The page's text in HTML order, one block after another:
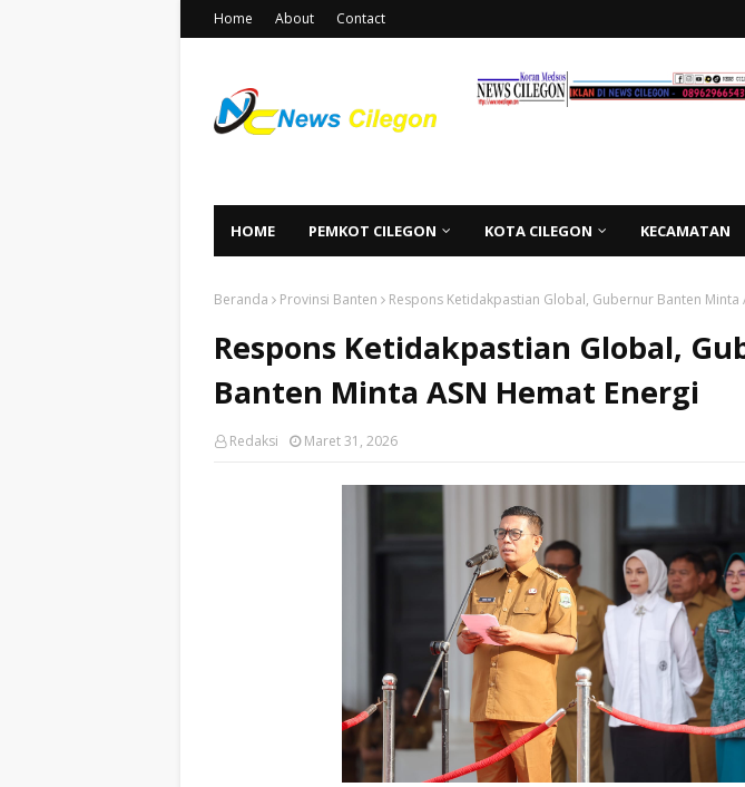
Home About Contact
HOME PEMKOT CILEGON KOTA CILEGON KECAMATAN
Beranda Provinsi Banten Respons Ketidakpastian Global, Gubernur Banten Minta
Respons Ketidakpastian Global,
Banten Minta ASN Hemat Energi
Redaksi Maret 31, 2026